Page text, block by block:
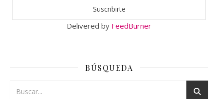
Delivered by FeedBurner
BÚSQUEDA